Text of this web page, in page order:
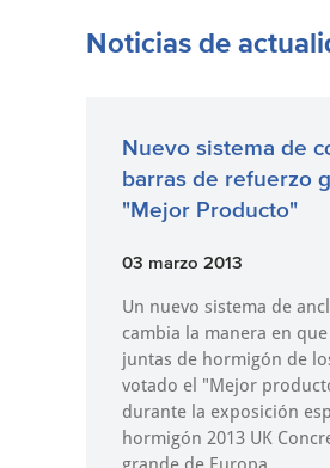
Noticias de
Nuevo sistema de
barras de refuerzo
"Mejor Producto"
03 marzo 2013
Un nuevo sistema de
cambia la manera en
juntas de hormigón de
votado el "Mejor
durante la exposición
hormigón 2013 UK